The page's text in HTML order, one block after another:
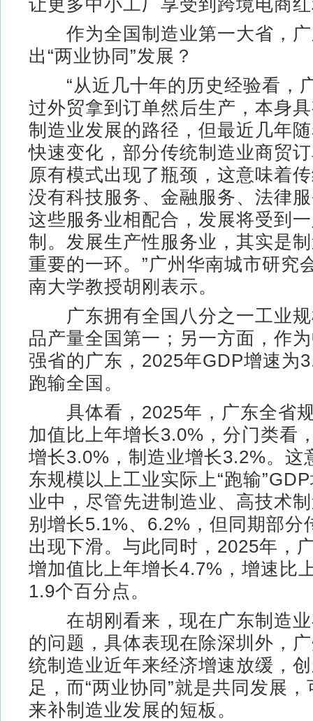
作为全国制造业第一大省，广
出“两业协同”发展？
“从近几十年的历史经验看，
过外贸拿到订单然后生产，本身
制造业发展的路径，但最近几年
快速变化，部分传统制造业商贸
原有模式出现了瓶颈，这意味着
没有科技服务、金融服务、法律
这些服务业相配合，发展将受到
制。发展生产性服务业，其实是
重要的一环。”广州华南城市研究
南大学教授胡刚表示。
广东拥有全国八分之一工业规
品产量全国第一；另一方面，作
强省的广东，2025年GDP增速为
跑输全国。
具体看，2025年，广东全省
加值比上年增长3.0%，分门类看
增长3.0%，制造业增长3.2%。这
东规模以上工业实际上“跑输
业中，尽管先进制造业、高技术
别增长5.1%、6.2%，但同期部分
出现下滑。与此同时，2025年，
增加值比上年增长4.7%，增速比
1.9个百分点。
在胡刚看来，现在广东制造业
的问题，具体表现在除深圳外，
统制造业近年来经济增速放缓，
足，而“两业协同”就是共同发展
来补制造业发展的短板。